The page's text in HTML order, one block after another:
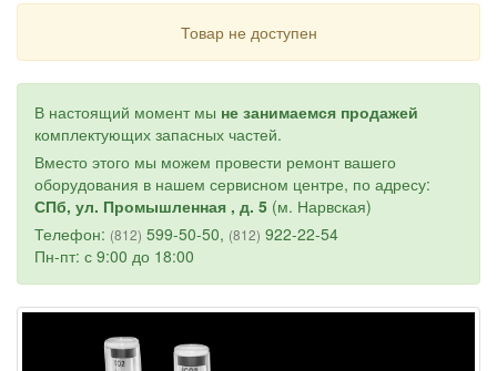
Товар не доступен
В настоящий момент мы не занимаемся продажей
комплектующих запасных частей.
Вместо этого мы можем провести ремонт вашего
оборудования в нашем сервисном центре, по адресу:
СПб, ул. Промышленная , д. 5 (м. Нарвская)
Телефон: (812) 599-50-50, (812) 922-22-54
Пн-пт: с 9:00 до 18:00